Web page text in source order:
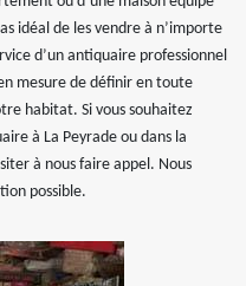
idéal de les vendre à n’importe
d’un antiquaire professionnel
mesure de définir en toute
habitat. Si vous souhaitez
à La Peyrade ou dans la
à nous faire appel. Nous
possible.